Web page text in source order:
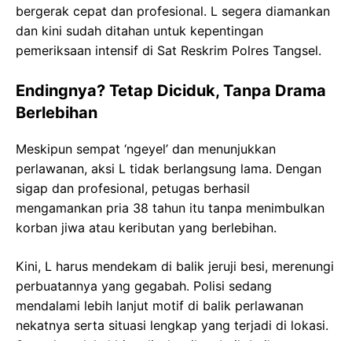
bergerak cepat dan profesional. L segera diamankan
dan kini sudah ditahan untuk kepentingan
pemeriksaan intensif di Sat Reskrim Polres Tangsel.
Endingnya? Tetap Diciduk, Tanpa Drama
Berlebihan
Meskipun sempat ‘ngeyel’ dan menunjukkan
perlawanan, aksi L tidak berlangsung lama. Dengan
sigap dan profesional, petugas berhasil
mengamankan pria 38 tahun itu tanpa menimbulkan
korban jiwa atau keributan yang berlebihan.
Kini, L harus mendekam di balik jeruji besi, merenungi
perbuatannya yang gegabah. Polisi sedang
mendalami lebih lanjut motif di balik perlawanan
nekatnya serta situasi lengkap yang terjadi di lokasi.